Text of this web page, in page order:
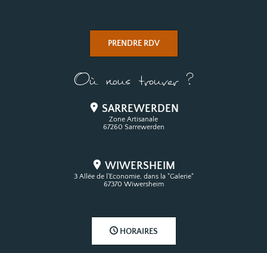
PRENDRE RDV
Où nous trouver ?
SARREWERDEN
Zone Artisanale
67260 Sarrewerden
WIWERSHEIM
3 Allée de l'Economie, dans la "Galerie"
67370 Wiwersheim
HORAIRES